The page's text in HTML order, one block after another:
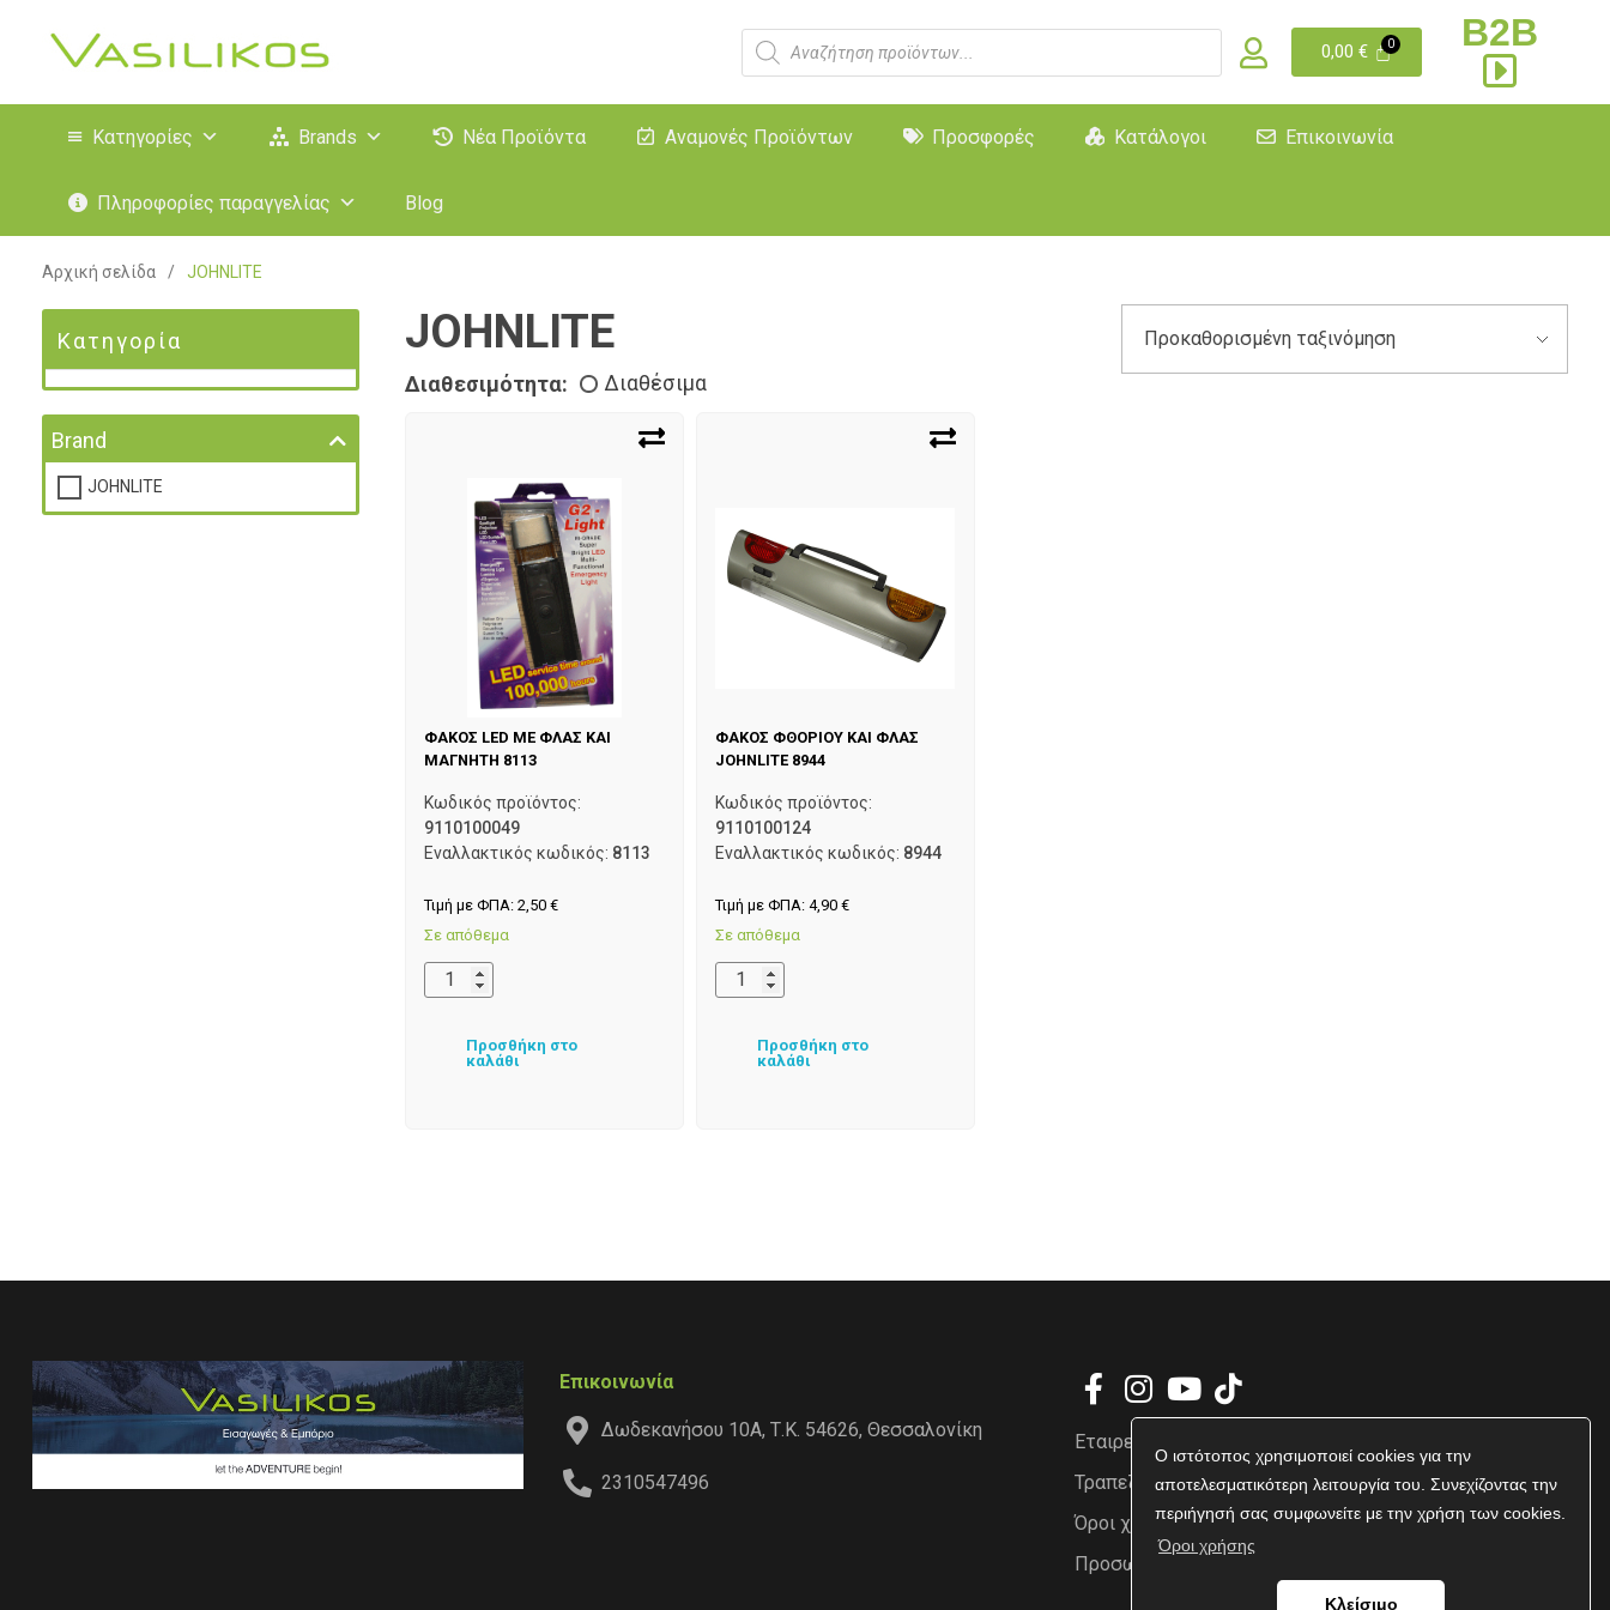
Ο ιστότοπος χρησιμοποιεί cookies για την
αποτελεσματικότερη λειτουργία του. Συνεχίζοντας την
περιήγησή σας συμφωνείτε με την χρήση των cookies.
Όροι χρήσης
Κλείσιμο
0,00€ B2B
Κατηγορίες Brands Νέα Προϊόντα Αναμονές Προϊόντων Προσφορές Κατάλογοι Επικοινωνία
Πληροφορίες παραγγελίας Blog
Αρχική σελίδα / JOHNLITE
JOHNLITE
Διαθεσιμότητα: Διαθέσιμα
ΦΑΚΟΣ LED ΜΕ ΦΛΑΣ ΚΑΙ
ΜΑΓΝΗΤΗ 8113
Κωδικός προϊόντος:
9110100049
Εναλλακτικός κωδικός: 8113
Τιμή με ΦΠΑ: 2,50 €
Σε απόθεμα
Προσθήκη στο
καλάθι
ΦΑΚΟΣ ΦΘΟΡΙΟΥ ΚΑΙ ΦΛΑΣ
JOHNLITE 8944
Κωδικός προϊόντος:
9110100124
Εναλλακτικός κωδικός: 8944
Τιμή με ΦΠΑ: 4,90 €
Σε απόθεμα
Προσθήκη στο
καλάθι
Κατηγορία
Brand
JOHNLITE
Επικοινωνία
Δωδεκανήσου 10Α, Τ.Κ. 54626, Θεσσαλονίκη
2310547496
Εταιρεία
Τραπεζικοί Λογαριασμοί
Όροι χρήσης
Προσωπικά δεδομένα